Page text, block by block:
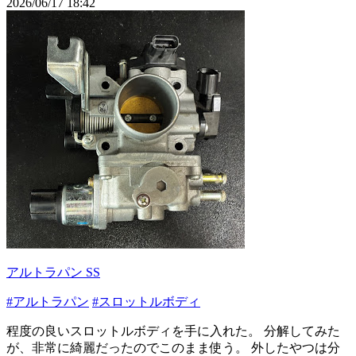
2026/06/17 18:42
アルトラパン SS
#アルトラパン #スロットルボディ
程度の良いスロットルボディを手に入れた。 分解してみた
が、非常に綺麗だったのでこのまま使う。 外したやつは分